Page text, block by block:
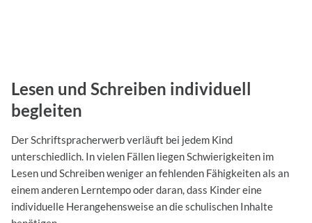
Lesen und Schreiben individuell
begleiten
Der Schriftspracherwerb verläuft bei jedem Kind
unterschiedlich. In vielen Fällen liegen Schwierigkeiten im
Lesen und Schreiben weniger an fehlenden Fähigkeiten als an
einem anderen Lerntempo oder daran, dass Kinder eine
individuelle Herangehensweise an die schulischen Inhalte